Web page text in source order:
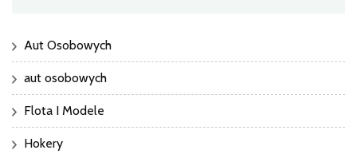
Aut Osobowych
aut osobowych
Flota I Modele
Hokery